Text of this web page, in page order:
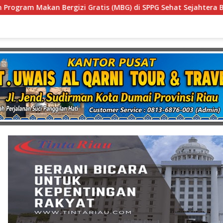
di SPPG Sehat Sejahtera Bersama Kota Dumai